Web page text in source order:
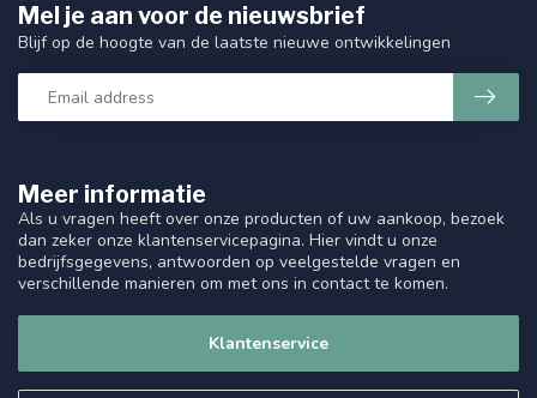
Meer informatie
Als u vragen heeft over onze producten of uw aankoop, bezoek
dan zeker onze klantenservicepagina. Hier vindt u onze
bedrijfsgegevens, antwoorden op veelgestelde vragen en
verschillende manieren om met ons in contact te komen.
Klantenservice
Mel je aan voor de nieuwsbrief
Blijf op de hoogte van de laatste nieuwe ontwikkelingen